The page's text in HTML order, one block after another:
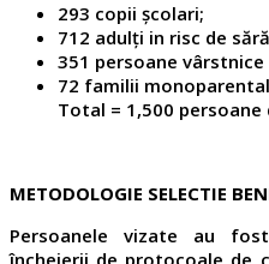
293 copii școlari;
712 adulți in risc de
351 persoane
72 familii
Total = 1,500
METODOLOGIE SELECTIE
Persoanele vizate au